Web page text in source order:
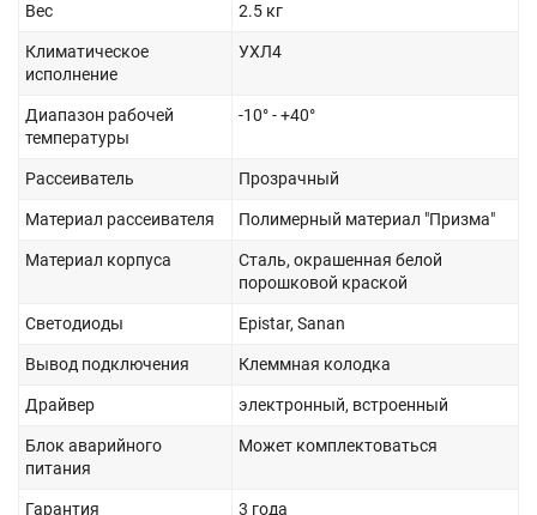
Вес 2.5 кг
Климатическое
исполнение
УХЛ4
Диапазон рабочей
температуры
-10° - +40°
Рассеиватель Прозрачный
Материал рассеивателя Полимерный материал "Призма"
Материал корпуса
Сталь, окрашенная белой
порошковой краской
Светодиоды Epistar, Sanan
Вывод подключения Клеммная колодка
Драйвер электронный, встроенный
Блок аварийного
питания
Может комплектоваться
Гарантия 3 года